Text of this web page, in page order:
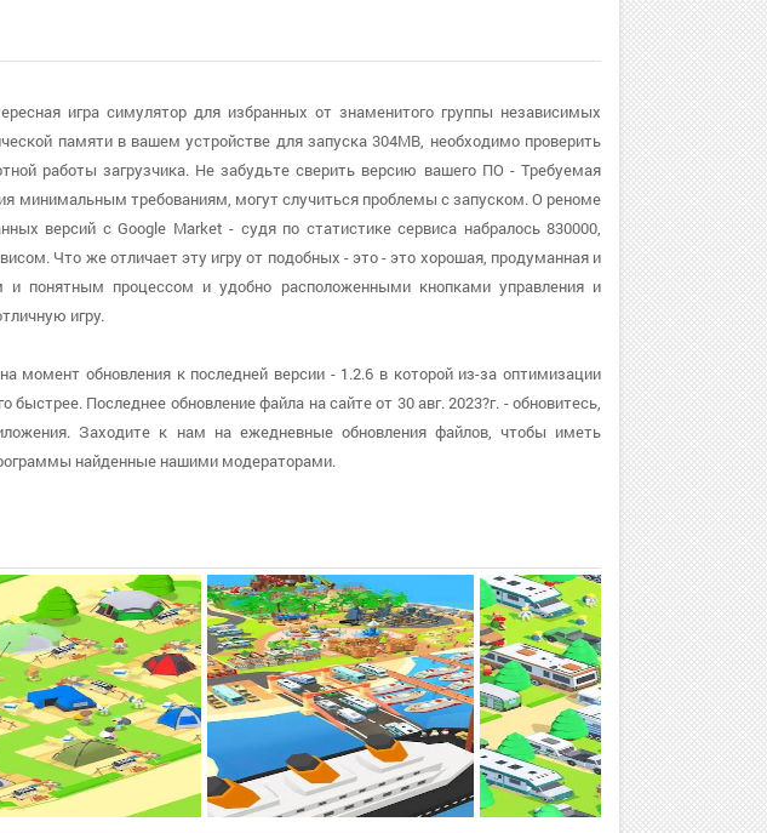
игра симулятор для избранных от знаменитого группы независимых
памяти в вашем устройстве для запуска 304MB, необходимо проверить
работы загрузчика. Не забудьте сверить версию вашего ПО - Требуемая
минимальным требованиям, могут случиться проблемы с запуском. О реноме
версий с Google Market - судя по статистике сервиса набралось 830000,
Что же отличает эту игру от подобных - это - это хорошая, продуманная и
понятным процессом и удобно расположенными кнопками управления и
игру.
момент обновления к последней версии - 1.2.6 в которой из-за оптимизации
быстрее. Последнее обновление файла на сайте от 30 авг. 2023?г. - обновитесь,
Заходите к нам на ежедневные обновления файлов, чтобы иметь
найденные нашими модераторами.